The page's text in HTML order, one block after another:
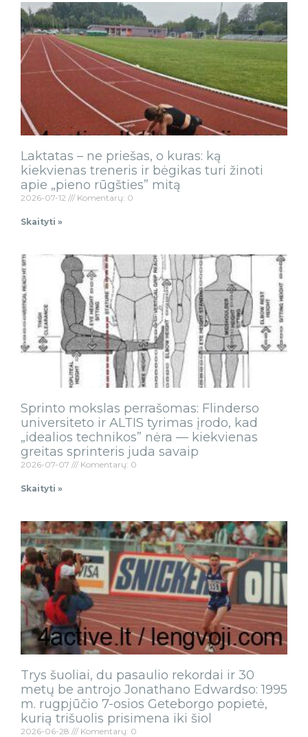
Laktatas – ne priešas, o kuras: ką
kiekvienas treneris ir bėgikas turi žinoti
apie „pieno rūgšties” mitą
2026-07-12 Komentarų: 0
Skaityti »
Sprinto mokslas perrašomas: Flinderso
universiteto ir ALTIS tyrimas įrodo, kad
„idealios technikos” nėra — kiekvienas
greitas sprinteris juda savaip
2026-07-07 Komentarų: 0
Skaityti »
Trys šuoliai, du pasaulio rekordai ir 30
metų be antrojo Jonathano Edwardso: 1995
m. rugpjūčio 7-osios Geteborgo popietė,
kurią trišuolis prisimena iki šiol
2026-06-28 Komentarų: 0